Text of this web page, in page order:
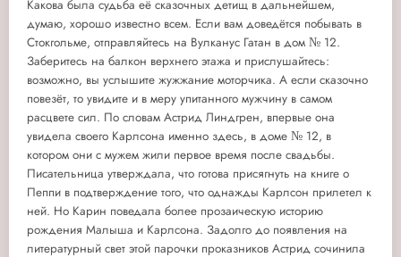
Какова была судьба её сказочных детищ в дальнейшем,
думаю, хорошо известно всем. Если вам доведётся побывать в
Стокгольме, отправляйтесь на Вулканус Гатан в дом № 12.
Заберитесь на балкон верхнего этажа и прислушайтесь:
возможно, вы услышите жужжание моторчика. А если сказочно
повезёт, то увидите и в меру упитанного мужчину в самом
расцвете сил. По словам Астрид Линдгрен, впервые она
увидела своего Карлсона именно здесь, в доме № 12, в
котором они с мужем жили первое время после свадьбы.
Писательница утверждала, что готова присягнуть на книге о
Пеппи в подтверждение того, что однажды Карлсон прилетел к
ней. Но Карин поведала более прозаическую историю
рождения Малыша и Карлсона. Задолго до появления на
литературный свет этой парочки проказников Астрид сочинила